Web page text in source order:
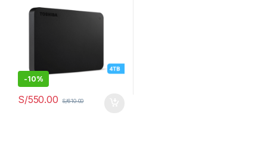
-10%
S/550.00 S/610.00